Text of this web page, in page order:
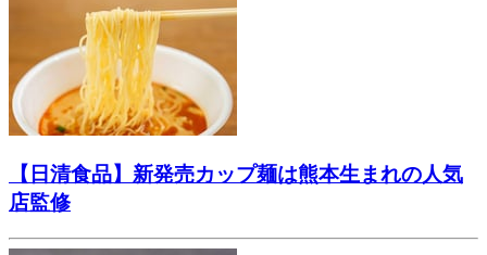
【日清食品】新発売カップ麺は熊本生まれの人気
店監修